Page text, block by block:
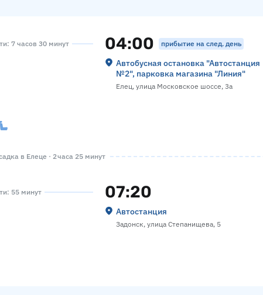
7 часов 30 минут 04:00 прибытие на след. день
Автобусная остановка "Автостанция
№2", парковка магазина "Линия"
Елец, улица Московское шоссе, 3а
в Елеце · 2 часа 25 минут
55 минут 07:20
Автостанция
Задонск, улица Степанищева, 5